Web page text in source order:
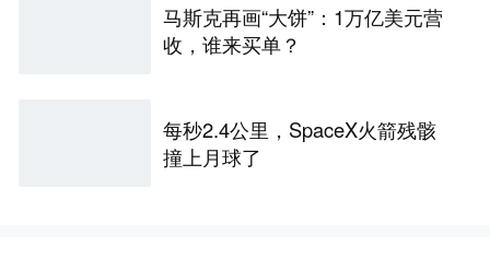
马斯克再画“大饼”：1万亿美元营
收，谁来买单？
每秒2.4公里，SpaceX火箭残骸
撞上月球了